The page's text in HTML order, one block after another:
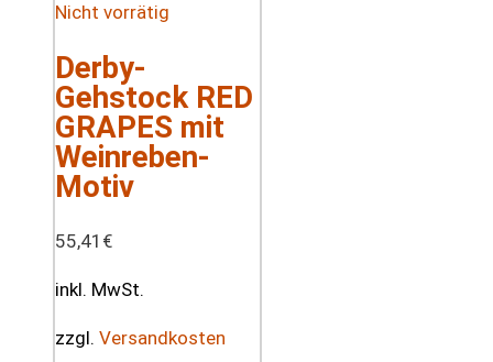
Nicht vorrätig
Derby-
Gehstock RED
GRAPES mit
Weinreben-
Motiv
55,41 €
inkl. MwSt.
zzgl. Versandkosten